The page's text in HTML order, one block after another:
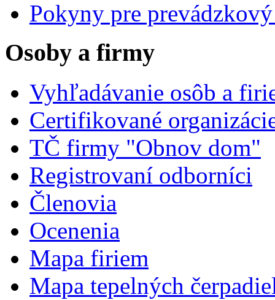
Pokyny pre
Osoby a firmy
Vyhľadávanie osôb a
Certifikované
TČ firmy "Obnov dom"
Registrovaní odborníci
Členovia
Ocenenia
Mapa firiem
Mapa tepelných